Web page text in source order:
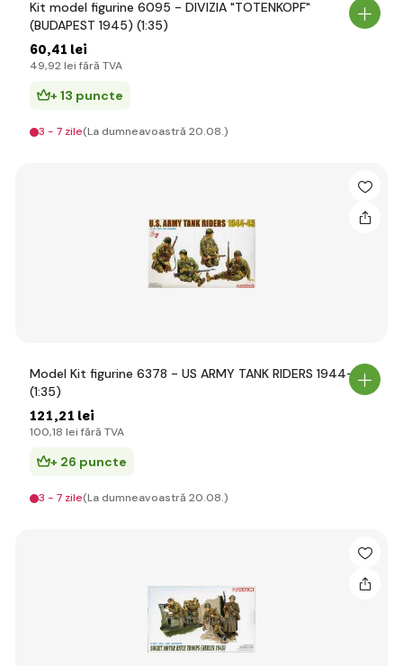
Kit model figurine 6095 - DIVIZIA "TOTENKOPF"
(BUDAPEST 1945) (1:35)
60,41 lei
49,92 lei fără TVA
+ 13 puncte
3 - 7 zile(La dumneavoastră 20.08.)
Model Kit figurine 6378 - US ARMY TANK RIDERS 1944-45
(1:35)
121,21 lei
100,18 lei fără TVA
+ 26 puncte
3 - 7 zile(La dumneavoastră 20.08.)